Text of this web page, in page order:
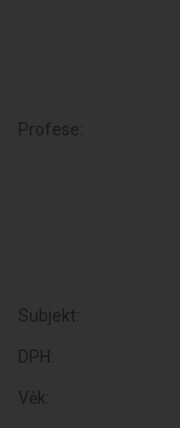
Profese:
Subjekt:
DPH:
Věk: